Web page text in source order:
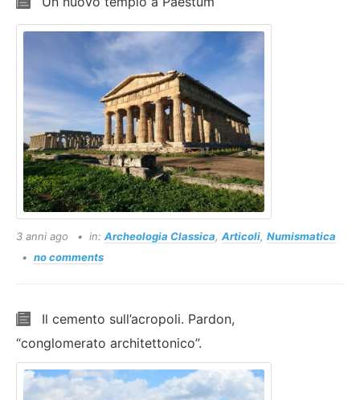
3 anni ago in: Archeologia Classica, Articoli, Numismatica
no comments
Il cemento sull’acropoli. Pardon,
“conglomerato architettonico”.